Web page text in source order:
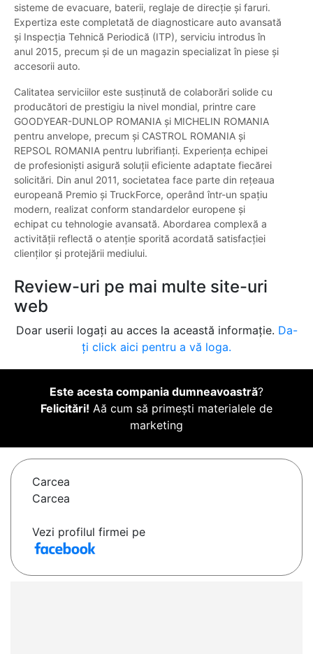
sisteme de evacuare, baterii, reglaje de direcție și faruri.
Expertiza este completată de diagnosticare auto avansată
și Inspecția Tehnică Periodică (ITP), serviciu introdus în
anul 2015, precum și de un magazin specializat în piese și
accesorii auto.
Calitatea serviciilor este susținută de colaborări solide cu
producători de prestigiu la nivel mondial, printre care
GOODYEAR-DUNLOP ROMANIA și MICHELIN ROMANIA
pentru anvelope, precum și CASTROL ROMANIA și
REPSOL ROMANIA pentru lubrifianți. Experiența echipei
de profesioniști asigură soluții eficiente adaptate fiecărei
solicitări. Din anul 2011, societatea face parte din rețeaua
europeană Premio și TruckForce, operând într-un spațiu
modern, realizat conform standardelor europene și
echipat cu tehnologie avansată. Abordarea complexă a
activității reflectă o atenție sporită acordată satisfacției
clienților și protejării mediului.
Review-uri pe mai multe site-uri
web
Doar userii logați au acces la această informație. Da-
ți click aici pentru a vă loga.
Este acesta compania dumneavoastră?
Felicitări! Aă cum să primești materialele de
marketing
Carcea
Carcea
Vezi profilul firmei pe